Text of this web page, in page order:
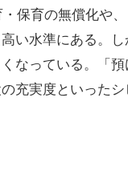
と、2025年に発
件に達し、前年
や解散は32件（
。これは前年比